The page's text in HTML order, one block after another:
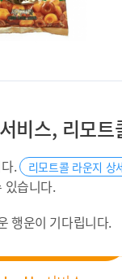
비스, 리모트
. 리모트콜 라운지 상
있습니다.
행운이 기다립니다.